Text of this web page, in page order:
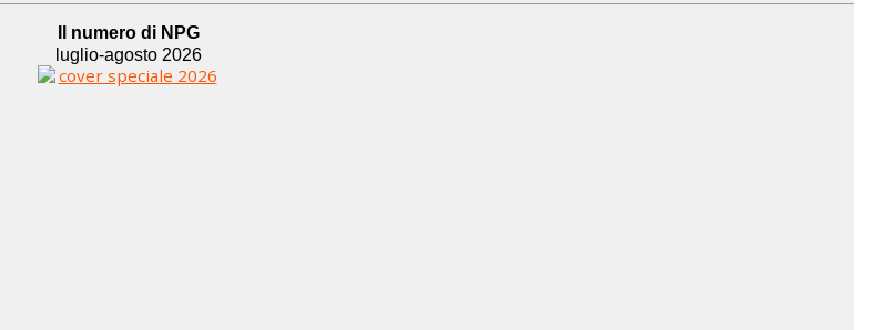
Il numero di NPG
luglio-agosto 2026